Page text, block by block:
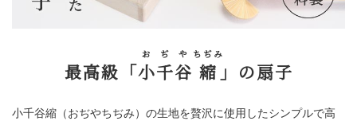
最高級「小
お
千
ぢ
谷
や
縮
ちぢみ
」の扇子
小千谷縮（おぢやちぢみ）の生地を贅沢に使用したシンプルで高